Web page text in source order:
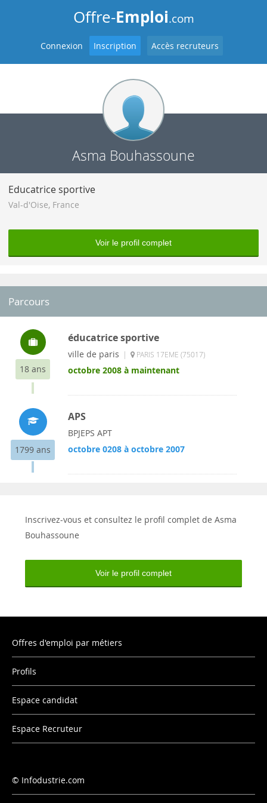
Offre-Emploi.com
Connexion Inscription Accès recruteurs
Asma Bouhassoune
Educatrice sportive
Val-d'Oise, France
Voir le profil complet
Parcours
18 ans
éducatrice sportive
ville de paris | PARIS 17EME (75017)
octobre 2008 à maintenant
1799 ans
APS
BPJEPS APT
octobre 0208 à octobre 2007
Inscrivez-vous et consultez le profil complet de Asma
Bouhassoune
Voir le profil complet
Offres d'emploi par métiers
Profils
Espace candidat
Espace Recruteur
Infodustrie.com